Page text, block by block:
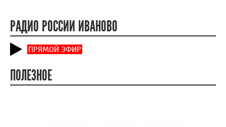
РАДИО РОССИИ ИВАНОВО
ПРЯМОЙ ЭФИР
ПОЛЕЗНОЕ